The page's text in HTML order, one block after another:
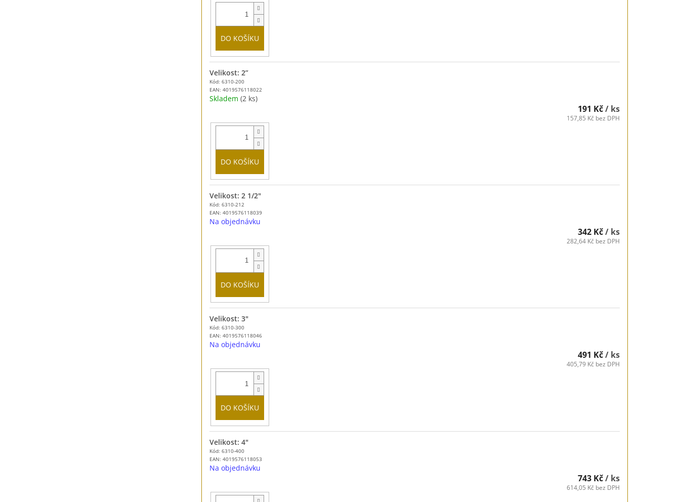
DO KOŠÍKU
Kód: 6310-200
EAN: 4019576118022
Velikost: 2”
Skladem (2 ks)
191 Kč/ ks
157,85 Kč bez DPH
DO KOŠÍKU
Kód: 6310-212
EAN: 4019576118039
Velikost: 2 1/2"
Na objednávku
342 Kč/ ks
282,64 Kč bez DPH
DO KOŠÍKU
Kód: 6310-300
EAN: 4019576118046
Velikost: 3"
Na objednávku
491 Kč/ ks
405,79 Kč bez DPH
DO KOŠÍKU
Kód: 6310-400
EAN: 4019576118053
Velikost: 4"
Na objednávku
743 Kč/ ks
614,05 Kč bez DPH